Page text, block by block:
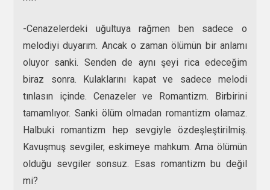
-Cenazelerdeki uğultuya rağmen ben sadece o
melodiyi duyarım. Ancak o zaman ölümün bir anlamı
oluyor sanki. Senden de aynı şeyi rica edeceğim
biraz sonra. Kulaklarını kapat ve sadece melodi
tınlasın içinde. Cenazeler ve Romantizm. Birbirini
tamamlıyor. Sanki ölüm olmadan romantizm olamaz.
Halbuki romantizm hep sevgiyle özdeşleştirilmiş.
Kavuşmuş sevgiler, eskimeye mahkum. Ama ölümün
olduğu sevgiler sonsuz. Esas romantizm bu değil
mi?